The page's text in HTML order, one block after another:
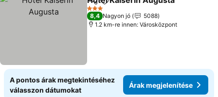
Megosztás
Hozzáadás a kedvencekhez
3 Kategória
8,4 Nagyon jó
5088
1.2 km-re innen: Városközpont
A pontos árak megtekintéséhez
válasszon dátumokat
Árak megjelenítése